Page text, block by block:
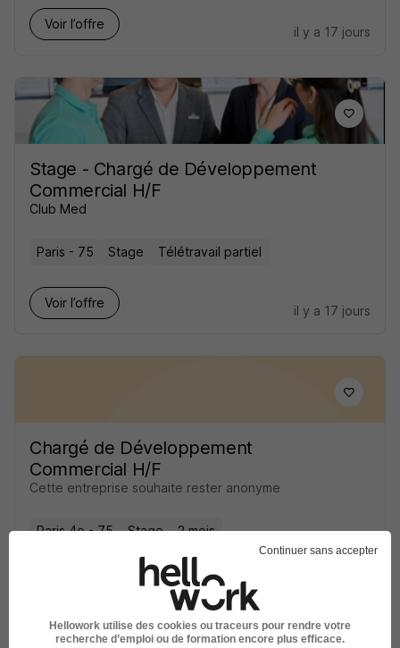
Voir l’offre
il y a 17 jours
Stage - Chargé de Développement
Commercial H/F
Club Med
Paris - 75 Stage Télétravail partiel
Voir l’offre
il y a 17 jours
Chargé de Développement
Commercial H/F
Cette entreprise souhaite rester anonyme
Paris 4e - 75 Stage 2 mois
Continuer sans accepter
Hellowork utilise des cookies ou traceurs pour rendre votre
recherche d’emploi ou de formation encore plus efficace.